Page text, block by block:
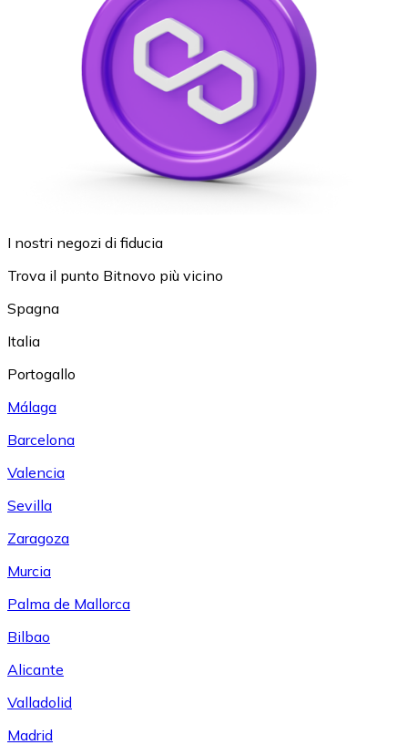
I nostri negozi di fiducia
Trova il punto Bitnovo più vicino
Spagna
Italia
Portogallo
Málaga
Barcelona
Valencia
Sevilla
Zaragoza
Murcia
Palma de Mallorca
Bilbao
Alicante
Valladolid
Madrid